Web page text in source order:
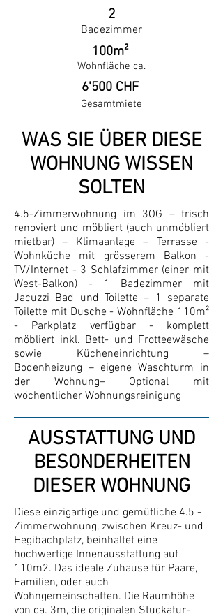
2
Badezimmer
100m²
Wohnfläche ca.
6'500 CHF
Gesamtmiete
WAS SIE ÜBER DIESE
WOHNUNG WISSEN
SOLTEN
4.5-Zimmerwohnung im 3OG – frisch
renoviert und möbliert (auch unmöbliert
mietbar) – Klimaanlage – Terrasse -
Wohnküche mit grösserem Balkon -
TV/Internet - 3 Schlafzimmer (einer mit
West-Balkon) - 1 Badezimmer mit
Jacuzzi Bad und Toilette – 1 separate
Toilette mit Dusche - Wohnfläche 110m²
- Parkplatz verfügbar - komplett
möbliert inkl. Bett- und Frotteewäsche
sowie Kücheneinrichtung –
Bodenheizung – eigene Waschturm in
der Wohnung– Optional mit
wöchentlicher Wohnungsreinigung
AUSSTATTUNG UND
BESONDERHEITEN
DIESER WOHNUNG
Diese einzigartige und gemütliche 4.5 -
Zimmerwohnung, zwischen Kreuz- und
Hegibachplatz, beinhaltet eine
hochwertige Innenausstattung auf
110m2. Das ideale Zuhause für Paare,
Familien, oder auch
Wohngemeinschaften. Die Raumhöhe
von ca. 3m, die originalen Stuckatur-